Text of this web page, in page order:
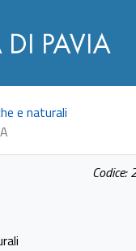
e naturali
Codice: